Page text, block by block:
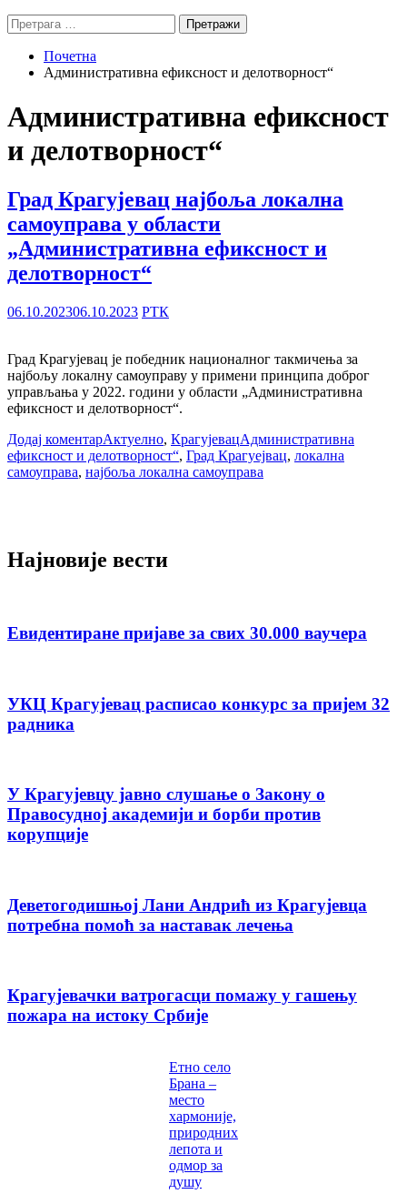
Претрага
за:
Почетна
Административна ефиксност и делотворност“
Административна ефиксност
и делотворност“
Град Крагујевац најбоља локална
самоуправа у области
„Административна ефиксност и
делотворност“
06.10.202306.10.2023 РТК
Град Крагујевац је победник националног такмичења за
најбољу локалну самоуправу у примени принципа доброг
управљања у 2022. години у области „Административна
ефиксност и делотворност“.
Додај коментарАктуелно, КрагујевацАдминистративна
ефиксност и делотворност“, Град Крагуејвац, локална
самоуправа, најбоља локална самоуправа
Најновије вести
Евидентиране пријаве за свих 30.000 ваучера
УКЦ Крагујевац расписао конкурс за пријем 32
радника
У Крагујевцу јавно слушање о Закону о
Правосудној академији и борби против
корупције
Деветогодишњој Лани Андрић из Крагујевца
потребна помоћ за наставак лечења
Крагујевачки ватрогасци помажу у гашењу
пожара на истоку Србије
Етно село
Брана –
место
хармоније,
природних
лепота и
одмор за
душу